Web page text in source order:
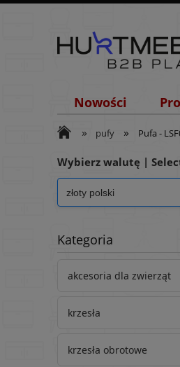
Nowości
» pufy » Pufa -
Wybierz walutę |
Kategoria
akcesoria dla zwierząt
krzesła
krzesła obrotowe